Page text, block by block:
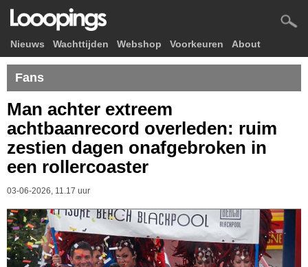
Nieuws Wachttijden Webshop Voorkeuren About
Fans
Man achter extreem
achtbaanrecord overleden: ruim
zestien dagen onafgebroken in
een rollercoaster
03-06-2026, 11.17 uur